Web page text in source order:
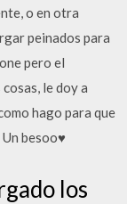
o en otra
peinados para
pero el
le doy a
hago para que
besoo♥
los